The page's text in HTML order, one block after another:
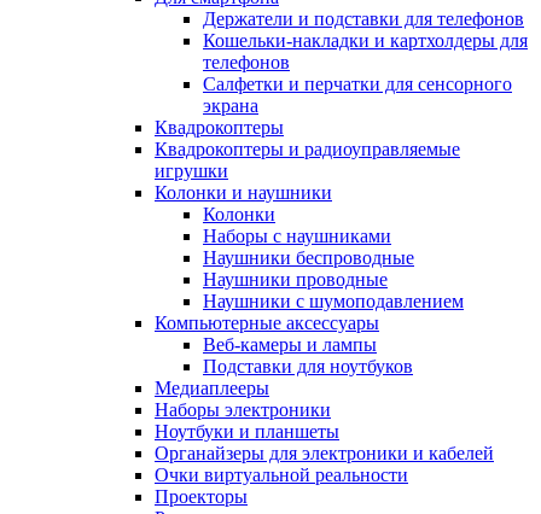
Держатели и подставки для телефонов
Кошельки-накладки и картхолдеры для
телефонов
Салфетки и перчатки для сенсорного
экрана
Квадрокоптеры
Квадрокоптеры и радиоуправляемые
игрушки
Колонки и наушники
Колонки
Наборы с наушниками
Наушники беспроводные
Наушники проводные
Наушники с шумоподавлением
Компьютерные аксессуары
Веб-камеры и лампы
Подставки для ноутбуков
Медиаплееры
Наборы электроники
Ноутбуки и планшеты
Органайзеры для электроники и кабелей
Очки виртуальной реальности
Проекторы